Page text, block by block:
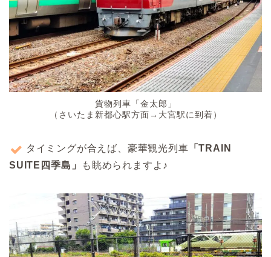
貨物列車「金太郎」
（さいたま新都心駅方面→大宮駅に到着）
タイミングが合えば、豪華観光列車 「TRAIN
SUITE四季島⁠」
も眺められますよ♪